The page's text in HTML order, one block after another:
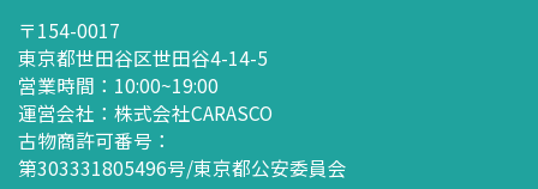
〒154-0017
東京都世田谷区世田谷4-14-5
営業時間：10:00~19:00
運営会社：株式会社CARASCO
古物商許可番号：
第303331805496号/東京都公安委員会